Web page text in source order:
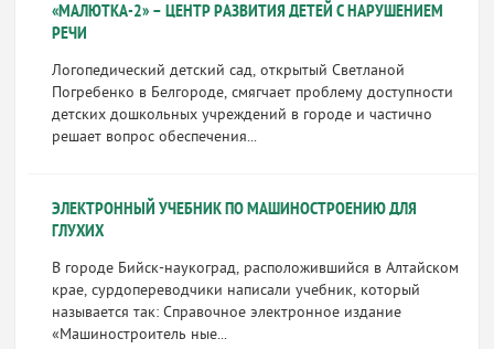
«МАЛЮТКА-2» – ЦЕНТР РАЗВИТИЯ ДЕТЕЙ С НАРУШЕНИЕМ
РЕЧИ
Логопедический детский сад, открытый Светланой
Погребенко в Белгороде, смягчает проблему доступности
детских дошкольных учреждений в городе и частично
решает вопрос обеспечения...
ЭЛЕКТРОННЫЙ УЧЕБНИК ПО МАШИНОСТРОЕНИЮ ДЛЯ
ГЛУХИХ
В городе Бийск-наукоград, расположившийся в Алтайском
крае, сурдопереводчики написали учебник, который
называется так: Справочное электронное издание
«Машиностроитель ные...